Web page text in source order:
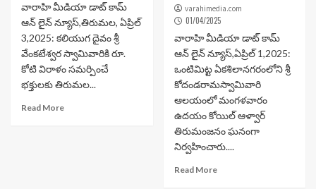
వారాహి మీడియా డాట్ కామ్
ఆన్ లైన్ న్యూస్,తిరుమల, ఏప్రిల్
3,2025: కలియుగ దైవం శ్రీ
వేంకటేశ్వర స్వామివారికి రూ.
కోటి విరాళం సమర్పించే
భక్తులకు తిరుమల...
Read More
varahimedia.com
01/04/2025
వారాహి మీడియా డాట్ కామ్
ఆన్ లైన్ న్యూస్,ఏప్రిల్ 1,2025:
ఒంటిమిట్ట ఏకశిలానగరంలోని శ్రీ
కోదండరామస్వామివారి
ఆలయంలో మంగళవారం
ఉదయం కోయిల్‌ ఆళ్వార్‌
తిరుమంజనం ఘనంగా
నిర్వహించారు....
Read More